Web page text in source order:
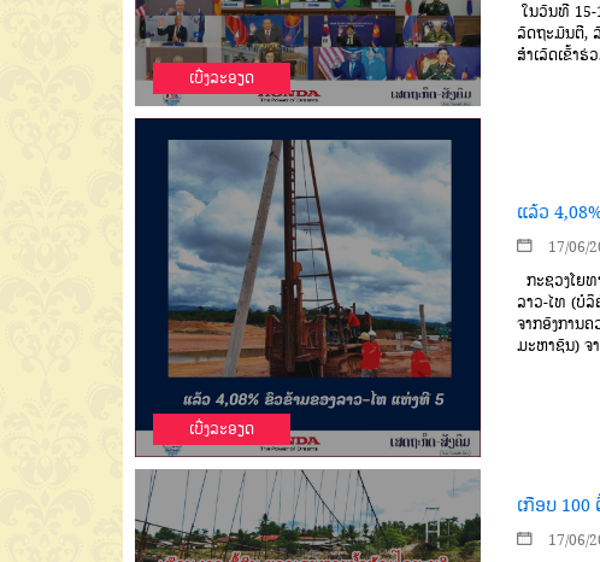
ເບີ່ງລະອຽດ
ໃນວັນທີ
ລັດຖະມົນຕີ,
ສໍາເລັດເຂົ້າ
ເບີ່ງລະອຽດ
ແລ້ວ
17/06/
ກະຊວງໂຍ
ລາວ-ໄທ (ບໍລິ
ຈາກອົງການ
ມະຫາຊົນ) ຈ
ເກືອບ
17/06/